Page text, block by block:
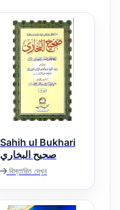
Sahih ul Bukhari
صحيح البخاري
বিস্তারিত দেখুন